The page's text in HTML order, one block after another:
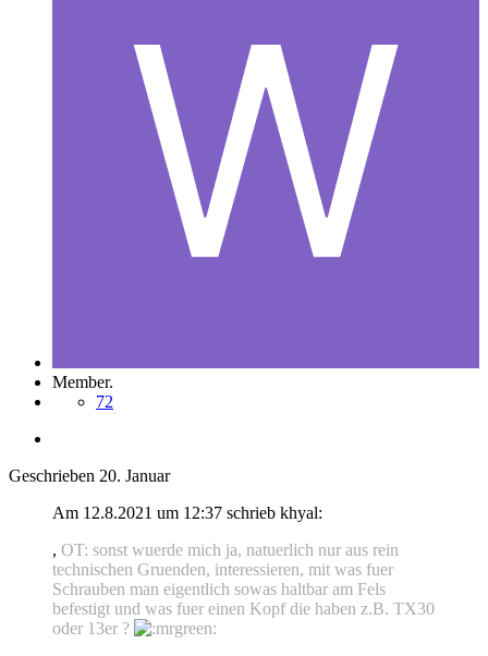
Member.
72
Geschrieben 20. Januar
Am 12.8.2021 um 12:37 schrieb khyal:
, OT: sonst wuerde mich ja, natuerlich nur aus rein
technischen Gruenden, interessieren, mit was fuer
Schrauben man eigentlich sowas haltbar am Fels
befestigt und was fuer einen Kopf die haben z.B. TX30
oder 13er ?